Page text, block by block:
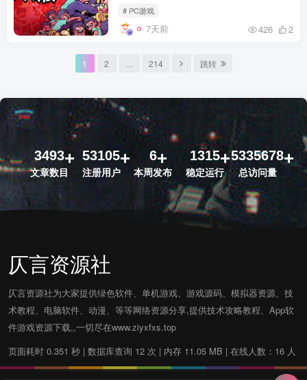
# PC游戏
7天前 426 2
1 2 214 跳转
3493
文章数目
53105
注册用户
6
本周发布
1315
稳定运行
5335678
总访问量
仄言资源社
仄言资源社为大家提供绿色软件、单机游戏、游戏源码、模拟器资源、技
术教程、电脑软件、动漫、等等网络资源分享,提供技术攻略教程、App软
件游戏资源下载,,一切尽在www.ziyxfxs.top
页面耗时 0.351 秒 | 数据库查询 12 次 | 内存 11.05 MB | 在线人数：16 人